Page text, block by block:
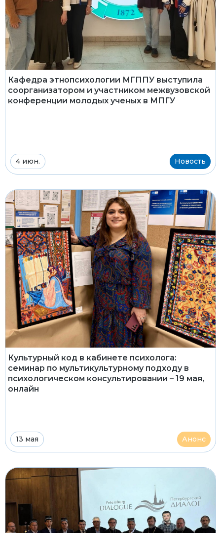
Кафедра этнопсихологии МГППУ выступила
соорганизатором и участником межвузовской
конференции молодых ученых в МПГУ
4 июн. Новость
Культурный код в кабинете психолога:
семинар по мультикультурному подходу в
психологическом консультировании – 19 мая,
онлайн
13 мая Анонс